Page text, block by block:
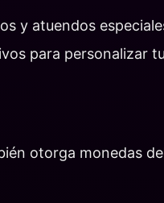
y atuendos
para personalizar
otorga monedas